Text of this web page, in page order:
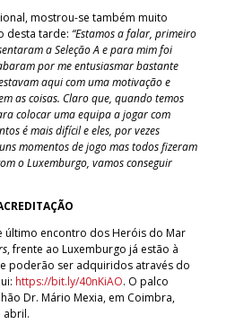
mostrou-se também muito
desta tarde: “Estamos a falar, primeiro
a Seleção A e para mim foi
por me entusiasmar bastante
aqui com uma motivação e
as coisas. Claro que, quando temos
colocar uma equipa a jogar com
é mais difícil e eles, por vezes
momentos de jogo mas todos fizeram
o Luxemburgo, vamos conseguir
último encontro dos Heróis do Mar
, frente ao Luxemburgo já estão à
poderão ser adquiridos através do
https://bit.ly/40nKiAO. O palco
Dr. Mário Mexia, em Coimbra,
abril.